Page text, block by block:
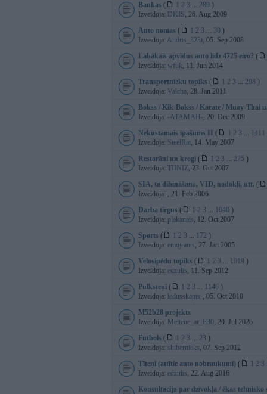
Bankas ( 1 2 3 ... 289 )
Izveidoja: DKIS, 26. Aug 2009
Auto nomas ( 1 2 3 ... 30 )
Izveidoja: Andris_323i, 05. Sep 2008
Labākais apvidus auto līdz 4725 eiro? (
Izveidoja: wfuk, 11. Jun 2014
Transportnieku topiks ( 1 2 3 ... 298 )
Izveidoja: Valcha, 28. Jan 2011
Bokss / Kik-Bokss / Karate / Muay-Thai
Izveidoja: -ATAMAH-, 20. Dec 2009
Nekustamais īpašums II
( 1 2 3 ... 1411
Izveidoja: SteelRat, 14. May 2007
Restorāni un krogi ( 1 2 3 ... 275 )
Izveidoja: TIINIZ, 23. Oct 2007
SIA, tā dibināšana, VID, nodokļi, utt. (
Izveidoja: , 21. Feb 2006
Darba tirgus ( 1 2 3 ... 1040 )
Izveidoja: plakanais, 12. Oct 2007
Sports ( 1 2 3 ... 172 )
Izveidoja: emigrants, 27. Jan 2005
Velosipēdu topiks ( 1 2 3 ... 1019 )
Izveidoja: edzulis, 11. Sep 2012
Pulksteņi ( 1 2 3 ... 1146 )
Izveidoja: ledusskapis-, 05. Oct 2010
M52b28 projekts
Izveidoja: Meitene_ar_E30, 20. Jul 2026
Futbols ( 1 2 3 ... 23 )
Izveidoja: shibernieks, 07. Sep 2012
Tīteņi (attītie auto nobraukumi) ( 1 2 3
Izveidoja: edzulis, 22. Aug 2016
Konsultācija par dzīvokļa / ēkas tehnisko